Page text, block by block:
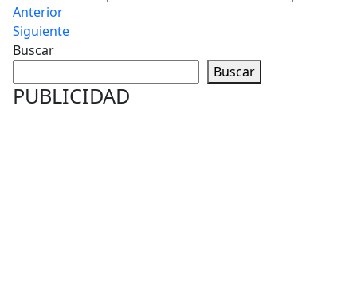
Anterior
Siguiente
Buscar
Buscar
PUBLICIDAD